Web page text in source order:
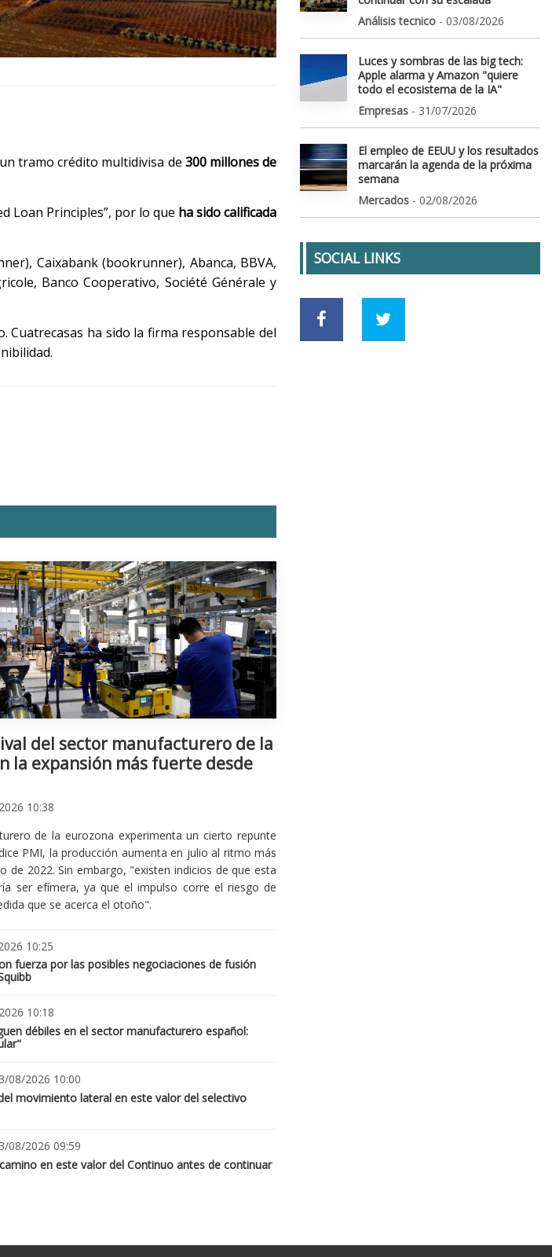
tramo crédito multidivisa de 300 millones de
Loan Principles”, por lo que ha sido calificada
Caixabank (bookrunner), Abanca, BBVA,
Banco Cooperativo, Société Générale y
Cuatrecasas ha sido la firma responsable del
del sector manufacturero de la
la expansión más fuerte desde
10:38
de la eurozona experimenta un cierto repunte
PMI, la producción aumenta en julio al ritmo más
de 2022. Sin embargo, "existen indicios de que esta
ser efímera, ya que el impulso corre el riesgo de
que se acerca el otoño".
10:25
fuerza por las posibles negociaciones de fusión
10:18
débiles en el sector manufacturero español:
08/2026 10:00
movimiento lateral en este valor del selectivo
08/2026 09:59
en este valor del Continuo antes de continuar
Análisis tecnico - 03/08/2026
Luces y sombras de las big tech:
Apple alarma y Amazon "quiere
todo el ecosistema de la IA"
Empresas - 31/07/2026
El empleo de EEUU y los resultados
marcarán la agenda de la próxima
semana
Mercados - 02/08/2026
SOCIAL LINKS